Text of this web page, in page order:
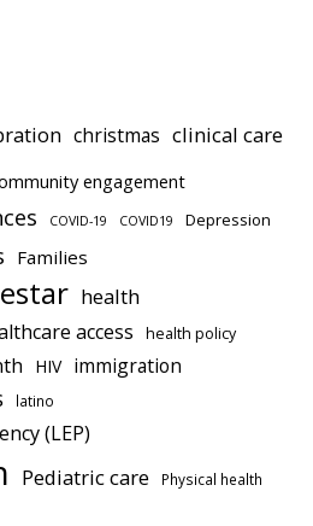
christmas clinical care
engagement
COVID-19 COVID19 Depression
Families
health
access health policy
HIV immigration
latino
(LEP)
Pediatric care Physical health